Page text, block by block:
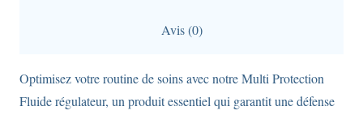
format
50ml
Avis (0)
Optimisez votre routine de soins avec notre Multi Protection
Fluide régulateur, un produit essentiel qui garantit une défense